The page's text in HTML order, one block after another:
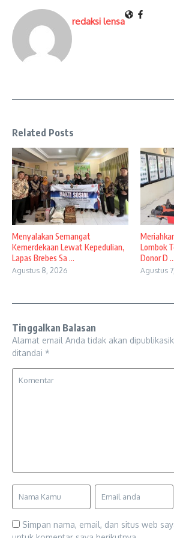
redaksi lensa
Related Posts
Menyalakan Semangat
Kemerdekaan Lewat Kepedulian,
Lapas Brebes Sa ...
Agustus 8, 2026
Lombok
Donor D ...
Agustus
Tinggalkan Balasan
Alamat email Anda tidak akan
ditandai *
Simpan nama, email, dan situs web